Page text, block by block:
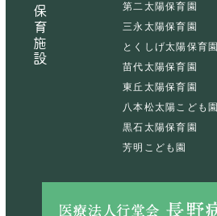
保育施設
第二太陽保育園
三永太陽保育園
とくしげ太陽保育園
苗代太陽保育園
東丘太陽保育園
八本松太陽こども園
黒石太陽保育園
芳明こども園